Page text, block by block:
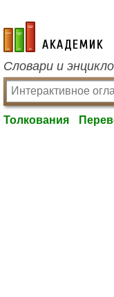
academic.ru
Словари и
Толкования